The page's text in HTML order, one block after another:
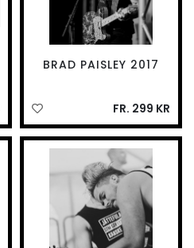
BRAD PAISLEY 2017
FR. 299 KR